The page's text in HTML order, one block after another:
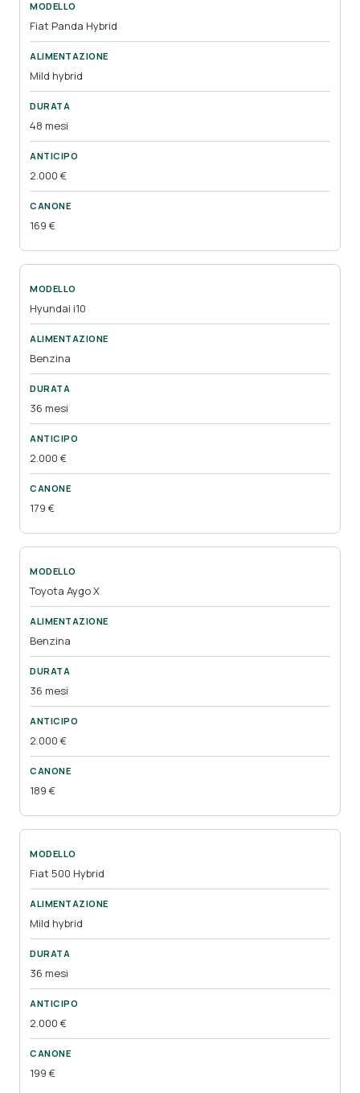
Fiat Panda Hybrid
Mild hybrid
48 mesi
2.000 €
169 €
Hyundai i10
Benzina
36 mesi
2.000 €
179 €
Toyota Aygo X
Benzina
36 mesi
2.000 €
189 €
Fiat 500 Hybrid
Mild hybrid
36 mesi
2.000 €
199 €